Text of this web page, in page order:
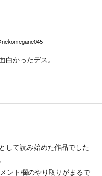
かったデス。
して読み始めた作品でした
ント欄のやり取りがまるで